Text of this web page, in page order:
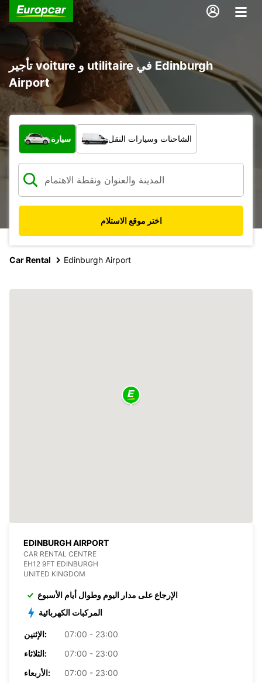
تأجير voiture و utilitaire في Edinburgh
Airport
ما نوع المركبة؟
سيارة الشاحنات وسيارات النقل
اختر موقع الاستلام
Car Rental Edinburgh Airport
EDINBURGH AIRPORT
CAR RENTAL CENTRE
EH12 9FT EDINBURGH
UNITED KINGDOM
الإرجاع على مدار اليوم وطوال أيام الأسبوع
المركبات الكهربائية
الإثنين:
07:00 - 23:00
الثلاثاء:
07:00 - 23:00
الأربعاء:
07:00 - 23:00